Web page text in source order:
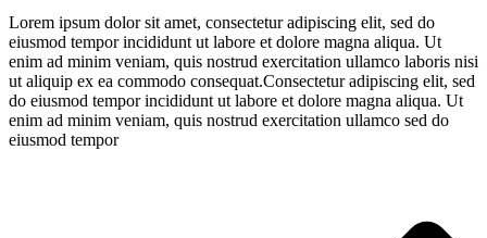
Lorem ipsum dolor sit amet, consectetur adipiscing elit, sed do
eiusmod tempor incididunt ut labore et dolore magna aliqua. Ut
enim ad minim veniam, quis nostrud exercitation ullamco laboris nisi
ut aliquip ex ea commodo consequat.Consectetur adipiscing elit, sed
do eiusmod tempor incididunt ut labore et dolore magna aliqua. Ut
enim ad minim veniam, quis nostrud exercitation ullamco sed do
eiusmod tempor